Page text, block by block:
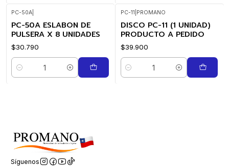
PC-50A
PC-50A ESLABON DE
PULSERA X 8 UNIDADES
$30.790
Cantidad
PC-11 PROMANO
DISCO PC-11 (1 UNIDAD)
PRODUCTO A PEDIDO
$39.900
Cantidad
Síguenos